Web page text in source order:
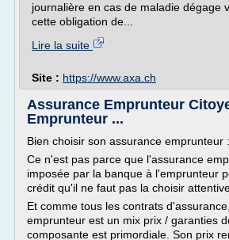
journalière en cas de maladie dégage
cette obligation de...
Lire la suite
Site : https://www.axa.ch
Assurance Emprunteur
Emprunteur ...
Bien choisir son assurance emprunteur
Ce n'est pas parce que l'assurance
imposée par la banque à l'emprunteur
crédit qu'il ne faut pas la choisir
Et comme tous les contrats
emprunteur est un mix prix / garanties
composante est primordiale. Son prix